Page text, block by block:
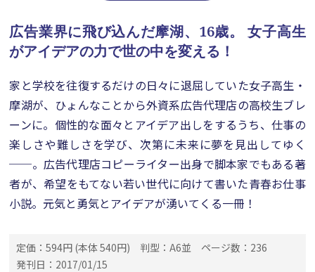
広告業界に飛び込んだ摩湖、16歳。
女子高生
がアイデアの力で世の中を変える！
家と学校を往復するだけの日々に退屈していた女子高生・
摩湖が、ひょんなことから外資系広告代理店の高校生ブレ
ーンに。個性的な面々とアイデア出しをするうち、仕事の
楽しさや難しさを学び、次第に未来に夢を見出してゆく
──。広告代理店コピーライター出身で脚本家でもある著
者が、希望をもてない若い世代に向けて書いた青春お仕事
小説。元気と勇気とアイデアが湧いてくる一冊！
定価：594円 (本体 540円) 判型：A6並
ページ数：236
発刊日：2017/01/15